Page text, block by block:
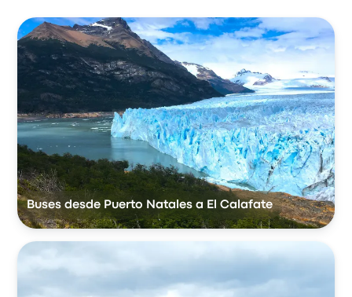
Buses desde Puerto Natales a El Calafate